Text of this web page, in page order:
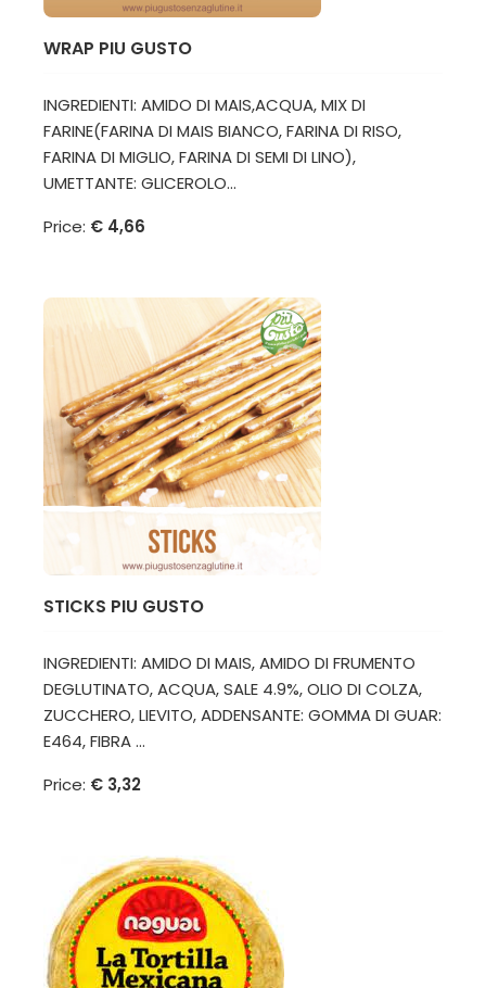
WRAP PIU GUSTO
INGREDIENTI: AMIDO DI MAIS,ACQUA, MIX DI
FARINE(FARINA DI MAIS BIANCO, FARINA DI RISO,
FARINA DI MIGLIO, FARINA DI SEMI DI LINO),
UMETTANTE: GLICEROLO...
Price: € 4,66
STICKS PIU GUSTO
INGREDIENTI: AMIDO DI MAIS, AMIDO DI FRUMENTO
DEGLUTINATO, ACQUA, SALE 4.9%, OLIO DI COLZA,
ZUCCHERO, LIEVITO, ADDENSANTE: GOMMA DI GUAR:
E464, FIBRA ...
Price: € 3,32